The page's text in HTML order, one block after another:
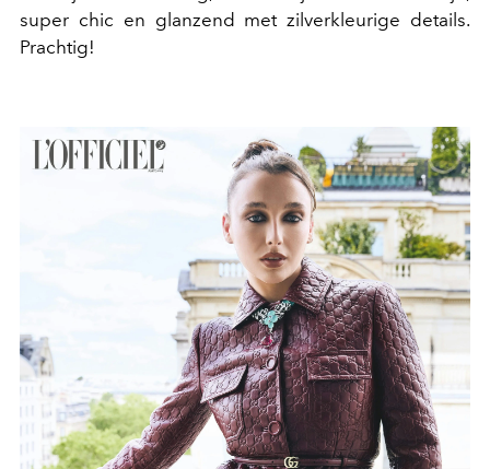
super chic en glanzend met zilverkleurige details.
Prachtig!